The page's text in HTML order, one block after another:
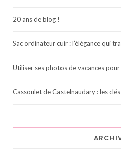
20 ans de blog !
Sac ordinateur cuir : l’élégance qui
Utiliser ses photos de vacances
Cassoulet de Castelnaudary : les